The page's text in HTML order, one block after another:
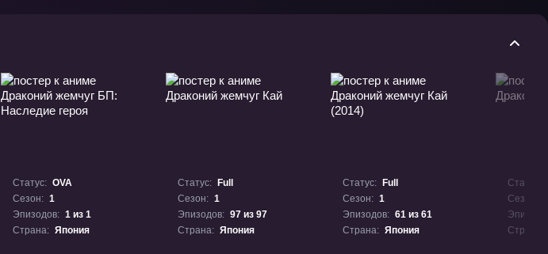
Статус: OVA
Сезон: 1
Эпизодов: 1 из 1
Страна: Япония
Статус:
Full
Сезон: 1
Эпизодов: 97 из 97
Страна: Япония
Статус:
Full
Сезон: 1
Эпизодов: 61 из 61
Страна: Япония
Статус:
Сезон:
Страна: